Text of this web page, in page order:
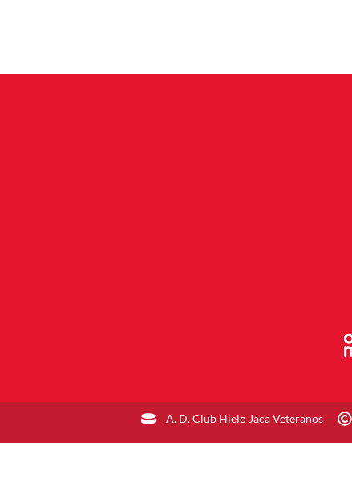
A. D. Club Hielo Jaca Veteranos